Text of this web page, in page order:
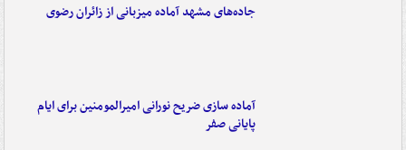
جاده‌های مشهد آماده میزبانی از زائران رضوی
آماده سازی ضریح نورانی امیرالمومنین برای ایام
پایانی صفر